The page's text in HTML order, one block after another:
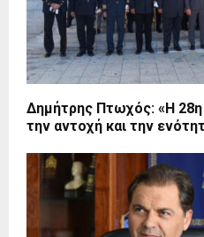
Δημήτρης Πτωχός: «Η
την αντοχή και την